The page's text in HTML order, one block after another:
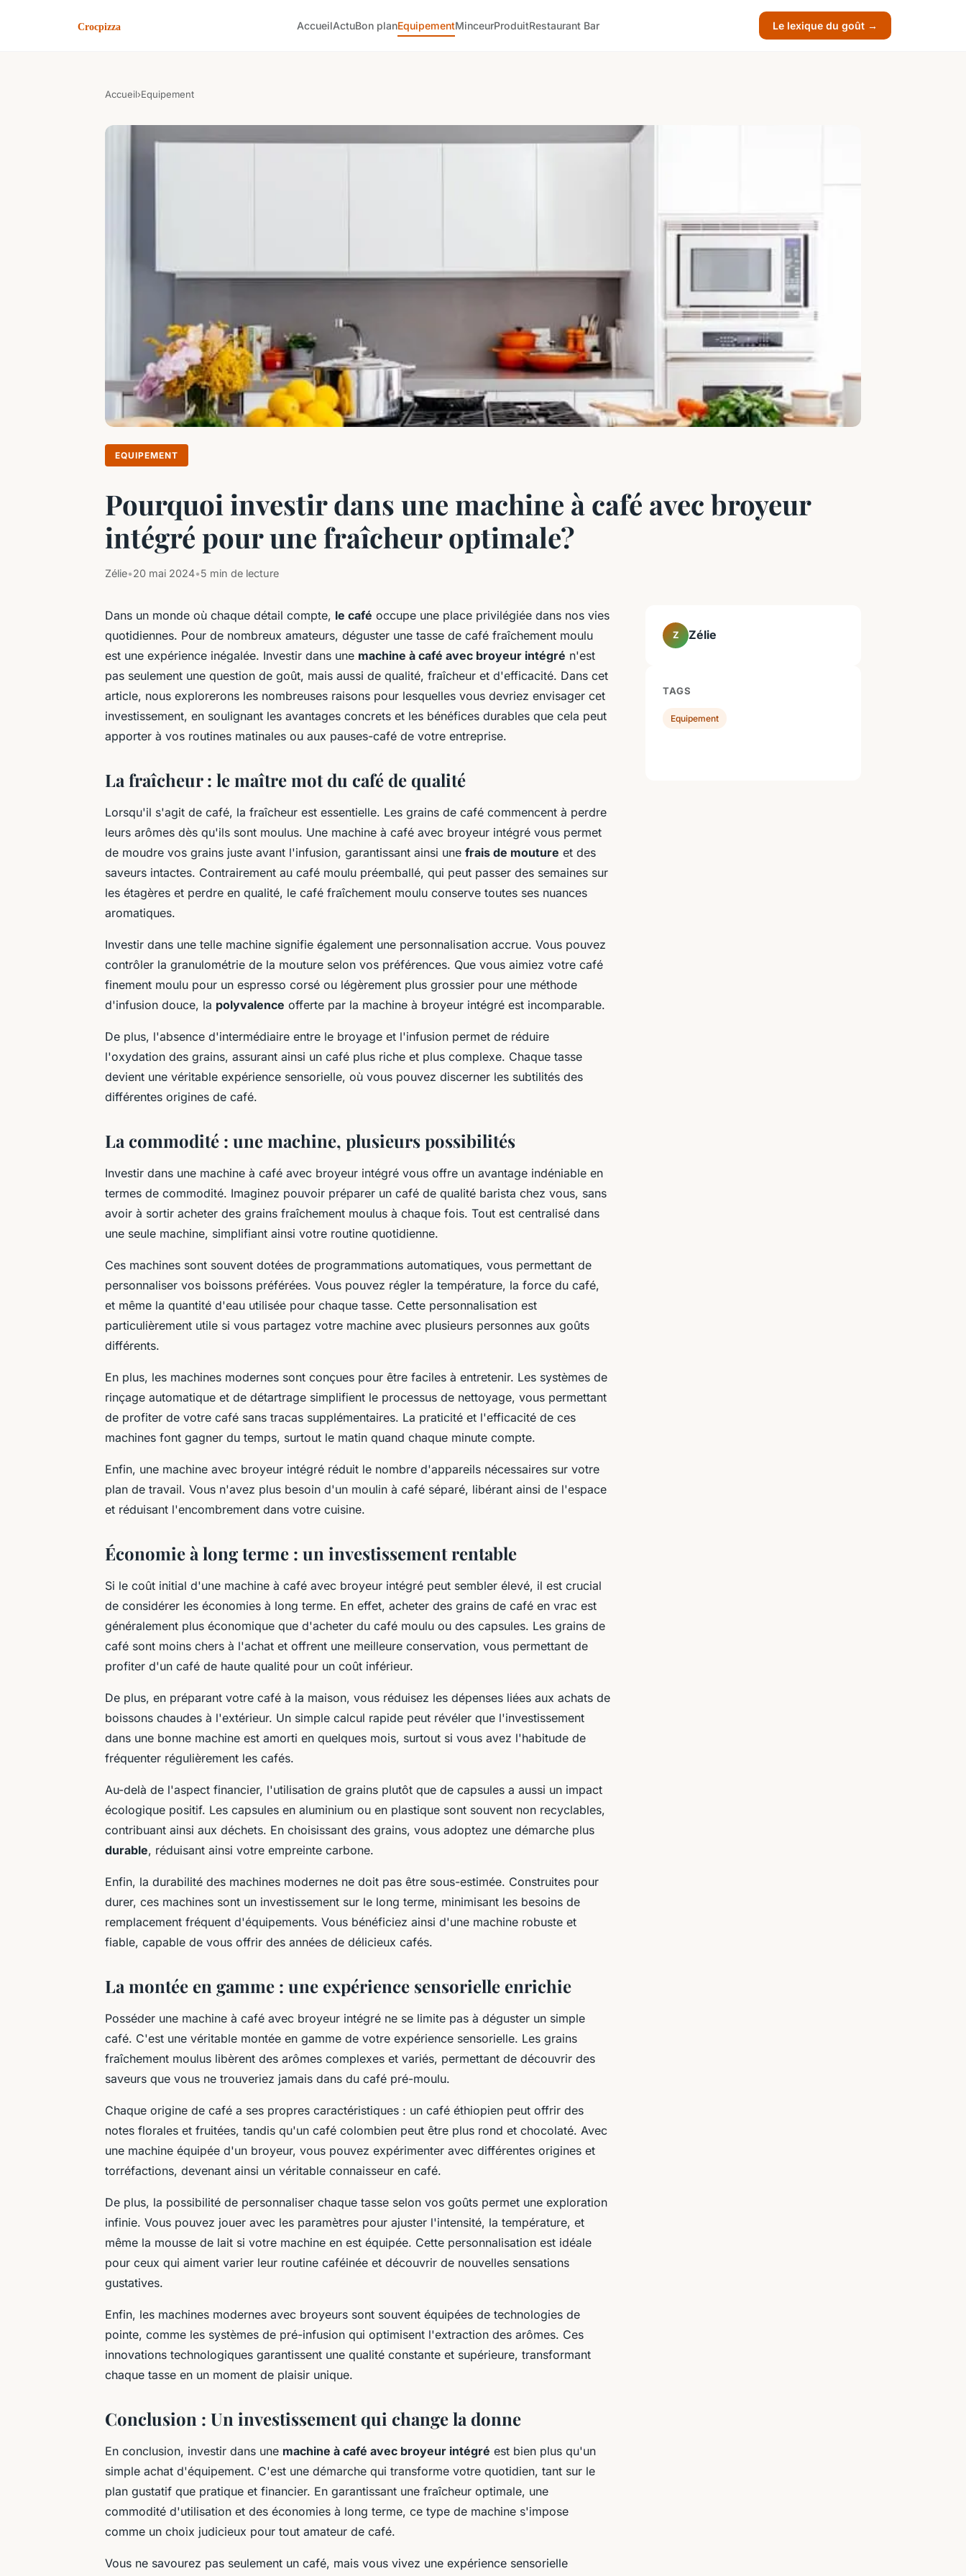
AccueilActuBon planEquipementMinceurProduitRestaurant Bar Le lexique du goût →
Accueil›Equipement
EQUIPEMENT
Pourquoi investir dans une machine à café avec broyeur
intégré pour une fraîcheur optimale?
Zélie•20 mai 2024•5 min de lecture
Dans un monde où chaque détail compte, le café occupe une place privilégiée dans nos vies
quotidiennes. Pour de nombreux amateurs, déguster une tasse de café fraîchement moulu
est une expérience inégalée. Investir dans une machine à café avec broyeur intégré n'est
pas seulement une question de goût, mais aussi de qualité, fraîcheur et d'efficacité. Dans cet
article, nous explorerons les nombreuses raisons pour lesquelles vous devriez envisager cet
investissement, en soulignant les avantages concrets et les bénéfices durables que cela peut
apporter à vos routines matinales ou aux pauses-café de votre entreprise.
La fraîcheur : le maître mot du café de qualité
Lorsqu'il s'agit de café, la fraîcheur est essentielle. Les grains de café commencent à perdre
leurs arômes dès qu'ils sont moulus. Une machine à café avec broyeur intégré vous permet
de moudre vos grains juste avant l'infusion, garantissant ainsi une frais de mouture et des
saveurs intactes. Contrairement au café moulu préemballé, qui peut passer des semaines sur
les étagères et perdre en qualité, le café fraîchement moulu conserve toutes ses nuances
aromatiques.
Investir dans une telle machine signifie également une personnalisation accrue. Vous pouvez
contrôler la granulométrie de la mouture selon vos préférences. Que vous aimiez votre café
finement moulu pour un espresso corsé ou légèrement plus grossier pour une méthode
d'infusion douce, la polyvalence offerte par la machine à broyeur intégré est incomparable.
De plus, l'absence d'intermédiaire entre le broyage et l'infusion permet de réduire
l'oxydation des grains, assurant ainsi un café plus riche et plus complexe. Chaque tasse
devient une véritable expérience sensorielle, où vous pouvez discerner les subtilités des
différentes origines de café.
La commodité : une machine, plusieurs possibilités
Investir dans une machine à café avec broyeur intégré vous offre un avantage indéniable en
termes de commodité. Imaginez pouvoir préparer un café de qualité barista chez vous, sans
avoir à sortir acheter des grains fraîchement moulus à chaque fois. Tout est centralisé dans
une seule machine, simplifiant ainsi votre routine quotidienne.
Ces machines sont souvent dotées de programmations automatiques, vous permettant de
personnaliser vos boissons préférées. Vous pouvez régler la température, la force du café,
et même la quantité d'eau utilisée pour chaque tasse. Cette personnalisation est
particulièrement utile si vous partagez votre machine avec plusieurs personnes aux goûts
différents.
En plus, les machines modernes sont conçues pour être faciles à entretenir. Les systèmes de
rinçage automatique et de détartrage simplifient le processus de nettoyage, vous permettant
de profiter de votre café sans tracas supplémentaires. La praticité et l'efficacité de ces
machines font gagner du temps, surtout le matin quand chaque minute compte.
Enfin, une machine avec broyeur intégré réduit le nombre d'appareils nécessaires sur votre
plan de travail. Vous n'avez plus besoin d'un moulin à café séparé, libérant ainsi de l'espace
et réduisant l'encombrement dans votre cuisine.
Économie à long terme : un investissement rentable
Si le coût initial d'une machine à café avec broyeur intégré peut sembler élevé, il est crucial
de considérer les économies à long terme. En effet, acheter des grains de café en vrac est
généralement plus économique que d'acheter du café moulu ou des capsules. Les grains de
café sont moins chers à l'achat et offrent une meilleure conservation, vous permettant de
profiter d'un café de haute qualité pour un coût inférieur.
De plus, en préparant votre café à la maison, vous réduisez les dépenses liées aux achats de
boissons chaudes à l'extérieur. Un simple calcul rapide peut révéler que l'investissement
dans une bonne machine est amorti en quelques mois, surtout si vous avez l'habitude de
fréquenter régulièrement les cafés.
Au-delà de l'aspect financier, l'utilisation de grains plutôt que de capsules a aussi un impact
écologique positif. Les capsules en aluminium ou en plastique sont souvent non recyclables,
contribuant ainsi aux déchets. En choisissant des grains, vous adoptez une démarche plus
durable, réduisant ainsi votre empreinte carbone.
Enfin, la durabilité des machines modernes ne doit pas être sous-estimée. Construites pour
durer, ces machines sont un investissement sur le long terme, minimisant les besoins de
remplacement fréquent d'équipements. Vous bénéficiez ainsi d'une machine robuste et
fiable, capable de vous offrir des années de délicieux cafés.
La montée en gamme : une expérience sensorielle enrichie
Posséder une machine à café avec broyeur intégré ne se limite pas à déguster un simple
café. C'est une véritable montée en gamme de votre expérience sensorielle. Les grains
fraîchement moulus libèrent des arômes complexes et variés, permettant de découvrir des
saveurs que vous ne trouveriez jamais dans du café pré-moulu.
Chaque origine de café a ses propres caractéristiques : un café éthiopien peut offrir des
notes florales et fruitées, tandis qu'un café colombien peut être plus rond et chocolaté. Avec
une machine équipée d'un broyeur, vous pouvez expérimenter avec différentes origines et
torréfactions, devenant ainsi un véritable connaisseur en café.
De plus, la possibilité de personnaliser chaque tasse selon vos goûts permet une exploration
infinie. Vous pouvez jouer avec les paramètres pour ajuster l'intensité, la température, et
même la mousse de lait si votre machine en est équipée. Cette personnalisation est idéale
pour ceux qui aiment varier leur routine caféinée et découvrir de nouvelles sensations
gustatives.
Enfin, les machines modernes avec broyeurs sont souvent équipées de technologies de
pointe, comme les systèmes de pré-infusion qui optimisent l'extraction des arômes. Ces
innovations technologiques garantissent une qualité constante et supérieure, transformant
chaque tasse en un moment de plaisir unique.
Conclusion : Un investissement qui change la donne
En conclusion, investir dans une machine à café avec broyeur intégré est bien plus qu'un
simple achat d'équipement. C'est une démarche qui transforme votre quotidien, tant sur le
plan gustatif que pratique et financier. En garantissant une fraîcheur optimale, une
commodité d'utilisation et des économies à long terme, ce type de machine s'impose
comme un choix judicieux pour tout amateur de café.
Vous ne savourez pas seulement un café, mais vous vivez une expérience sensorielle
Z Zélie
TAGS
Equipement